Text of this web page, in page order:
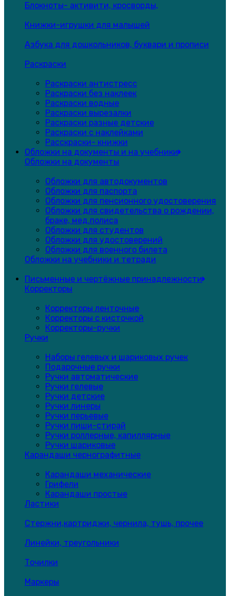
Блокноты- активити, кросворды,
Книжки-игрушки для малышей
Азбука для дошкольников, буквари и прописи
Раскраски
Раскраски антистресс
Раскраски без наклеек
Раскраски водные
Раскраски вырезалки
Раскраски разные детские
Раскраски с наклейками
Расскраски- книжки
Обложки на документы и на учебники
Обложки на документы
Обложки для автодокументов
Обложки для паспорта
Обложки для пенсионного удостоверения
Обложки для свидетельства о рождении,
браке, мед.полиса
Обложки для студентов
Обложки для удостоверений
Обложки для военного билета
Обложки на учебники и тетради
Письменные и чертёжные принадлежности
Корректоры
Корректоры ленточные
Корректоры с кисточкой
Корректоры-ручки
Ручки
Наборы гелевых и шариковых ручек
Подарочные ручки
Ручки автоматические
Ручки гелевые
Ручки детские
Ручки линеры
Ручки перьевые
Ручки пиши-стирай
Ручки роллерные, капиллярные
Ручки шариковые
Карандаши чернографитные
Карандаши механические
Грифели
Карандаши простые
Ластики
Стержни,картриджи, чернила, тушь, прочее
Линейки, треугольники
Точилки
Маркеры